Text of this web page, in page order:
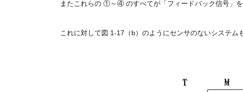
またこれらの ①～④ のすべてが「フィードバック信号」
これに対して図 1-17（b）のようにセンサのないシステム